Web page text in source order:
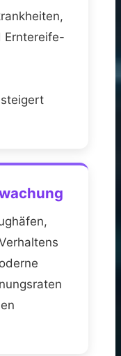
Erntereife-